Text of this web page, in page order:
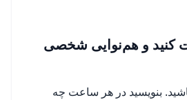
کنید و هم‌نوایی شخصی
بنویسید در هر ساعت چه